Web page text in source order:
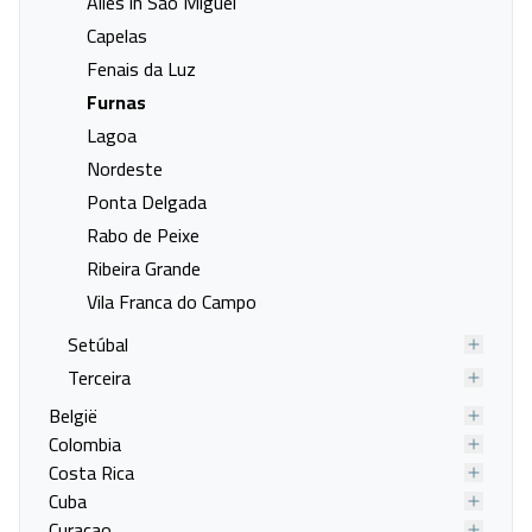
België
Colombia
Costa Rica
Cuba
Capelas
Fenais da Luz
Furnas
Lagoa
Nordeste
Ponta Delgada
Rabo de Peixe
Ribeira Grande
Vila Franca do Campo
Setúbal
Terceira
Last minute naar Cascais
Last minute naar Ericeira
Last minute naar Lissabon
Last minute naar Obidos
Last minute naar Sesimbra
Last minute naar Turcifal
Last minute naar Arcos de
Valdevez
Last minute naar Ponte da
Last minute naar Povoa de
Last minute naar Viana do
Castelo
Last minute naar Arco de Sao
Last minute naar Boaventura
Last minute naar Camacha
Last minute naar Camara do